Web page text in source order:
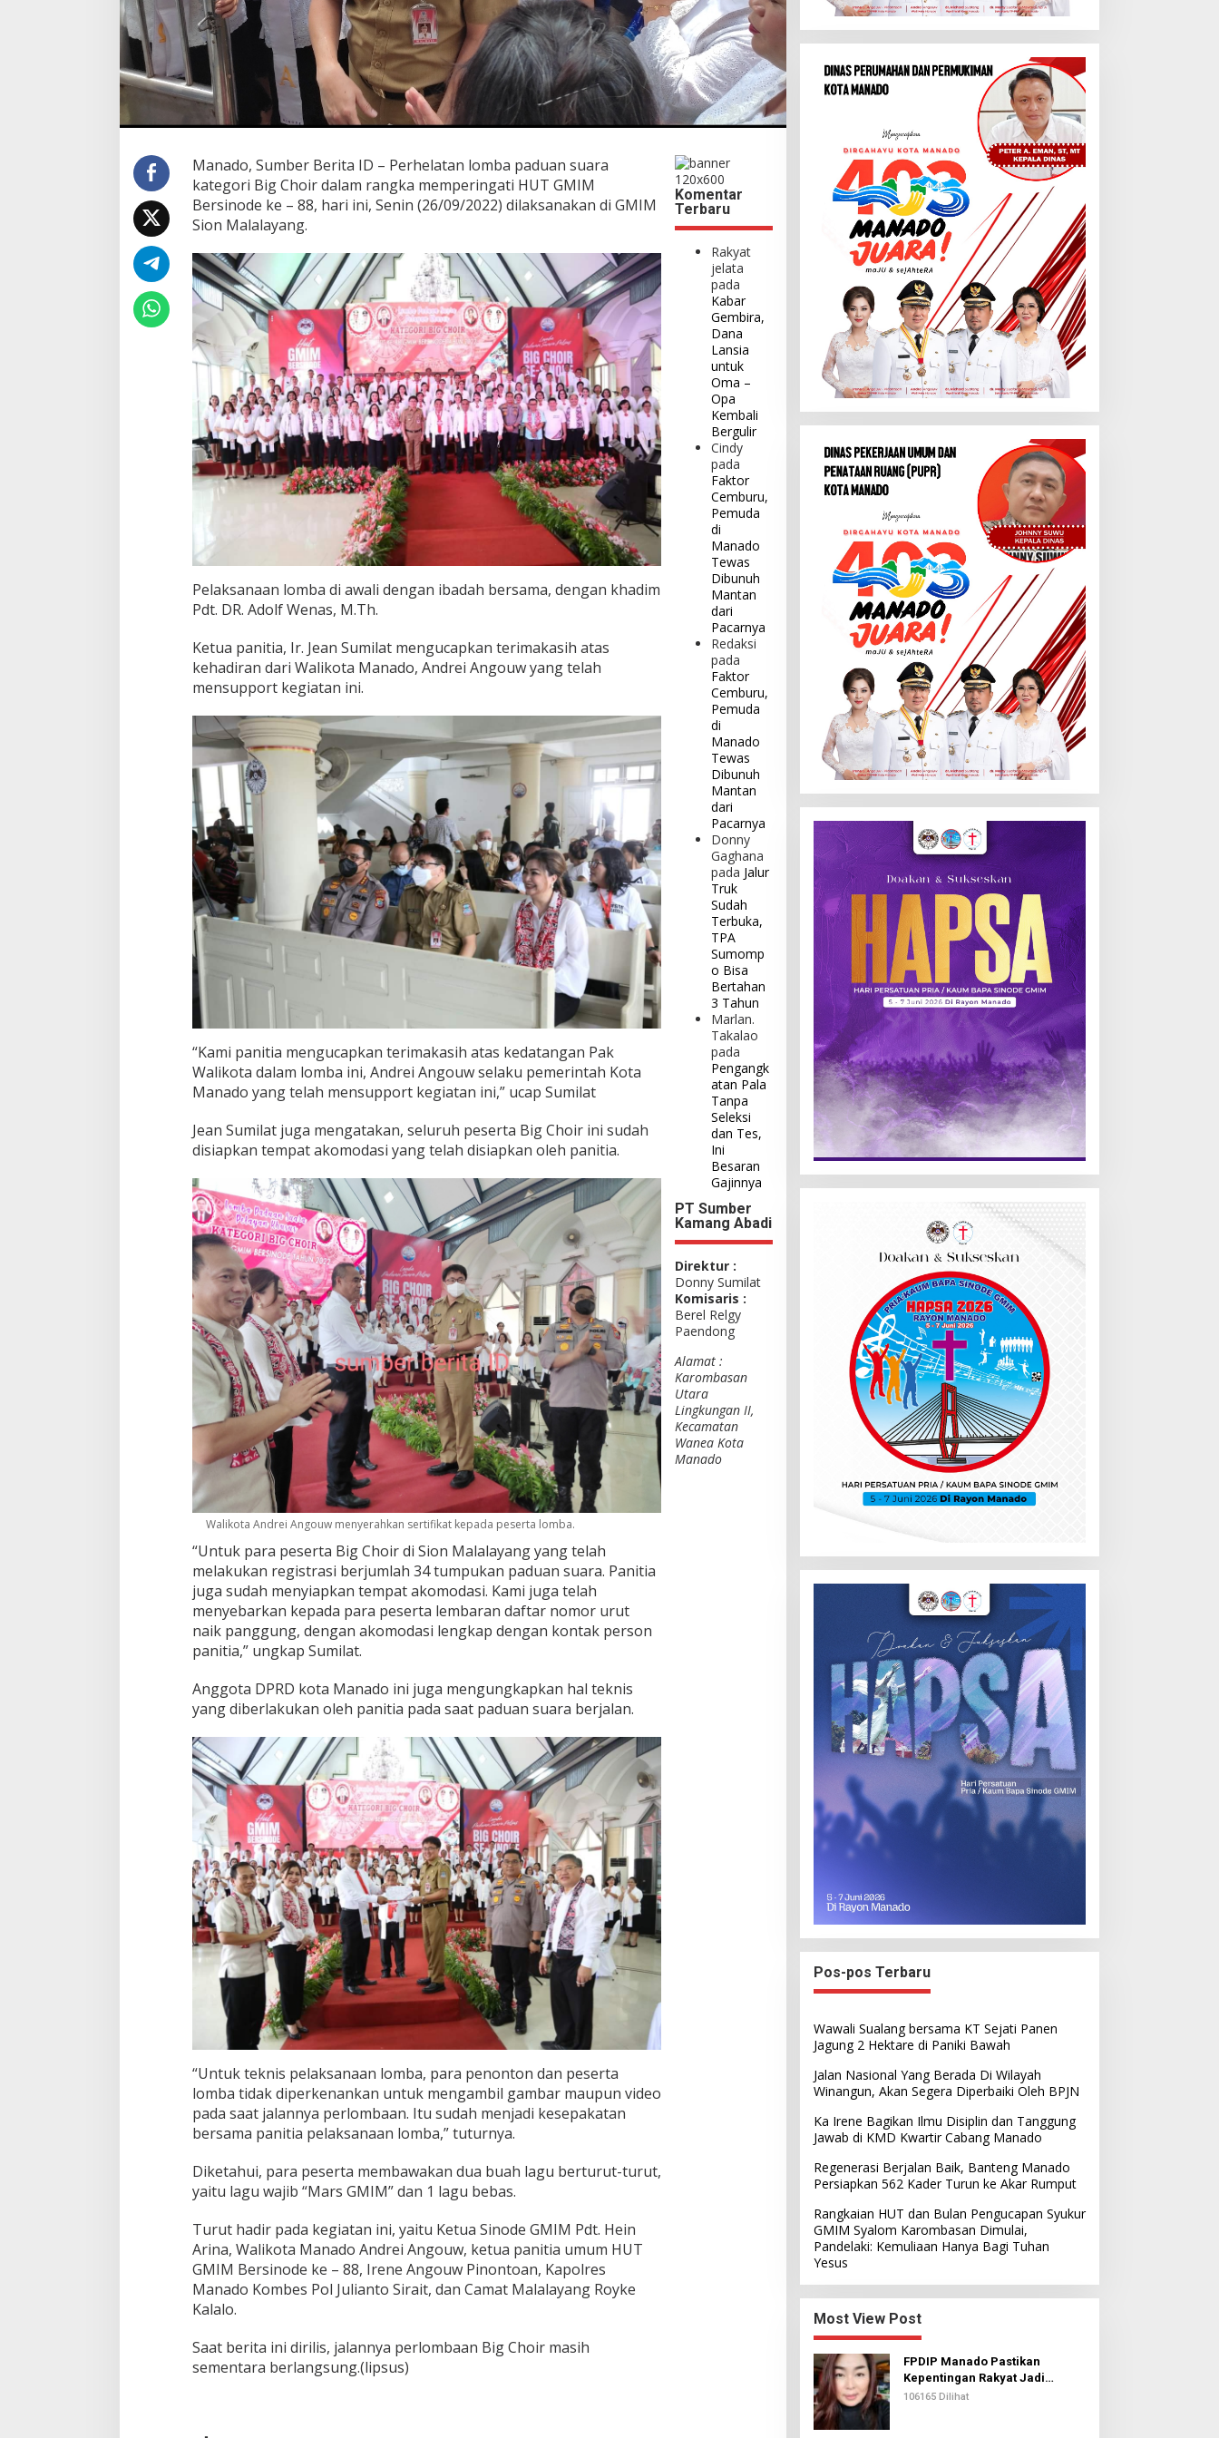
u
a
B
g
C
o
i
r
d
M
I
M
S
i
o
M
a
l
a
l
a
y
a
Manado, Sumber Berita ID – Perhelatan lomba paduan suara
kategori Big Choir dalam rangka memperingati HUT GMIM
Bersinode ke – 88, hari ini, Senin (26/09/2022) dilaksanakan di GMIM
Sion Malalayang.
Pelaksanaan lomba di awali dengan ibadah bersama, dengan khadim
Pdt. DR. Adolf Wenas, M.Th.
Ketua panitia, Ir. Jean Sumilat mengucapkan terimakasih atas
kehadiran dari Walikota Manado, Andrei Angouw yang telah
mensupport kegiatan ini.
“Kami panitia mengucapkan terimakasih atas kedatangan Pak
Walikota dalam lomba ini, Andrei Angouw selaku pemerintah Kota
Manado yang telah mensupport kegiatan ini,” ucap Sumilat
Jean Sumilat juga mengatakan, seluruh peserta Big Choir ini sudah
disiapkan tempat akomodasi yang telah disiapkan oleh panitia.
Walikota Andrei Angouw menyerahkan sertifikat kepada peserta lomba.
“Untuk para peserta Big Choir di Sion Malalayang yang telah
melakukan registrasi berjumlah 34 tumpukan paduan suara. Panitia
juga sudah menyiapkan tempat akomodasi. Kami juga telah
menyebarkan kepada para peserta lembaran daftar nomor urut
naik panggung, dengan akomodasi lengkap dengan kontak person
panitia,” ungkap Sumilat.
Anggota DPRD kota Manado ini juga mengungkapkan hal teknis
yang diberlakukan oleh panitia pada saat paduan suara berjalan.
“Untuk teknis pelaksanaan lomba, para penonton dan peserta
lomba tidak diperkenankan untuk mengambil gambar maupun video
pada saat jalannya perlombaan. Itu sudah menjadi kesepakatan
bersama panitia pelaksanaan lomba,” tuturnya.
Diketahui, para peserta membawakan dua buah lagu berturut-turut,
yaitu lagu wajib “Mars GMIM” dan 1 lagu bebas.
Turut hadir pada kegiatan ini, yaitu Ketua Sinode GMIM Pdt. Hein
Arina, Walikota Manado Andrei Angouw, ketua panitia umum HUT
GMIM Bersinode ke – 88, Irene Angouw Pinontoan, Kapolres
Manado Kombes Pol Julianto Sirait, dan Camat Malalayang Royke
Kalalo.
Saat berita ini dirilis, jalannya perlombaan Big Choir masih
sementara berlangsung.(lipsus)
Komentar
Terbaru
Rakyat
jelata
pada
Kabar
Gembira,
Dana
Lansia
untuk
Oma –
Opa
Kembali
Bergulir
Cindy
pada
Faktor
Cemburu,
Pemuda
di
Manado
Tewas
Dibunuh
Mantan
dari
Pacarnya
Redaksi
pada
Faktor
Cemburu,
Pemuda
di
Manado
Tewas
Dibunuh
Mantan
dari
Pacarnya
Donny
Gaghana
pada Jalur
Truk
Sudah
Terbuka,
TPA
Sumomp
o Bisa
Bertahan
3 Tahun
Marlan.
Takalao
pada
Pengangk
atan Pala
Tanpa
Seleksi
dan Tes,
Ini
Besaran
Gajinnya
PT Sumber
Kamang Abadi
Direktur :
Donny Sumilat
Komisaris :
Berel Relgy
Paendong
Alamat :
Karombasan
Utara
Lingkungan II,
Kecamatan
Wanea Kota
Manado
Pos-pos Terbaru
Wawali Sualang bersama KT Sejati Panen
Jagung 2 Hektare di Paniki Bawah
Jalan Nasional Yang Berada Di Wilayah
Winangun, Akan Segera Diperbaiki Oleh BPJN
Ka Irene Bagikan Ilmu Disiplin dan Tanggung
Jawab di KMD Kwartir Cabang Manado
Regenerasi Berjalan Baik, Banteng Manado
Persiapkan 562 Kader Turun ke Akar Rumput
Rangkaian HUT dan Bulan Pengucapan Syukur
GMIM Syalom Karombasan Dimulai,
Pandelaki: Kemuliaan Hanya Bagi Tuhan
Yesus
Most View Post
FPDIP Manado Pastikan
Kepentingan Rakyat Jadi
Prioritas Dalam Perjuangan
106165 Dilihat